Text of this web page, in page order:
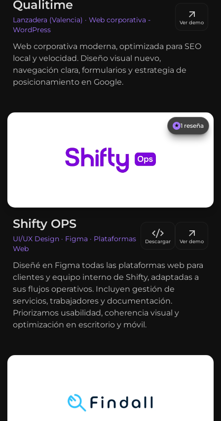
Qualitime
Lanzadera (Valencia) · Web corporativa -
WordPress
Ver demo
Web corporativa moderna, optimizada para SEO
local y velocidad. Diseño visual nuevo,
navegación clara, formularios y estrategia de
posicionamiento en Google.
★ 1 reseña
Shifty OPS
UI/UX Design · Figma · Plataformas
Web
Descargar Ver demo
Diseñé en Figma todas las plataformas web para
clientes y equipo interno de Shifty, adaptadas a
sus flujos operativos. Incluyen gestión de
servicios, trabajadores y documentación.
Priorizamos usabilidad, coherencia visual y
optimización en escritorio y móvil.